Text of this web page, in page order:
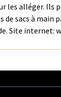
les alléger. Ils
sacs à main
Site internet: